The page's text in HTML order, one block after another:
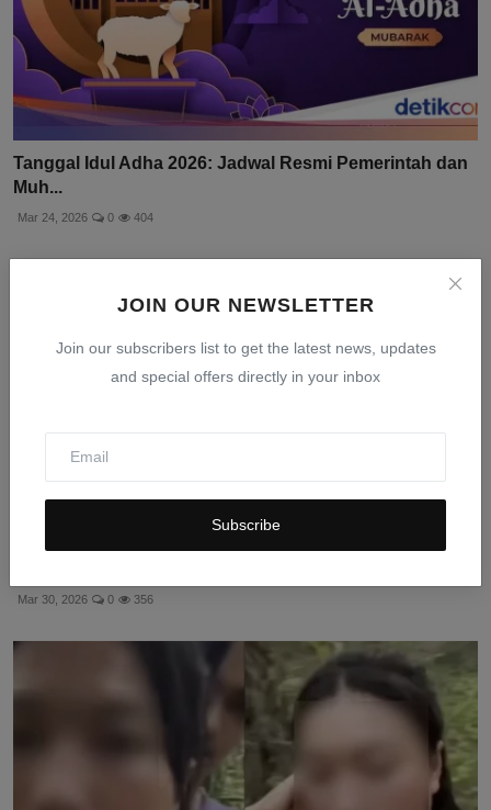
JOIN OUR NEWSLETTER
Join our subscribers list to get the latest news, updates
and special offers directly in your inbox
Subscribe
Tanggal Idul Adha 2026: Jadwal Resmi Pemerintah dan
Muh...
Mar 24, 2026 0 404
Mar 30, 2026 0 356